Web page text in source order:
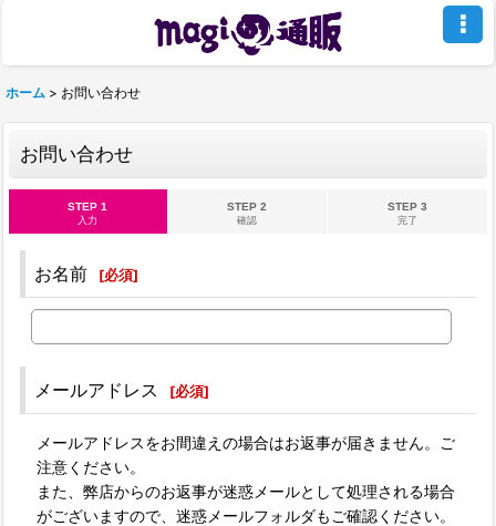
ホーム > お問い合わせ
お問い合わせ
STEP 1
入力
STEP 2
確認
STEP 3
完了
お名前 [必須]
メールアドレス [必須]
メールアドレスをお間違えの場合はお返事が届きません。ご
注意ください。
また、弊店からのお返事が迷惑メールとして処理される場合
がございますので、迷惑メールフォルダもご確認ください。